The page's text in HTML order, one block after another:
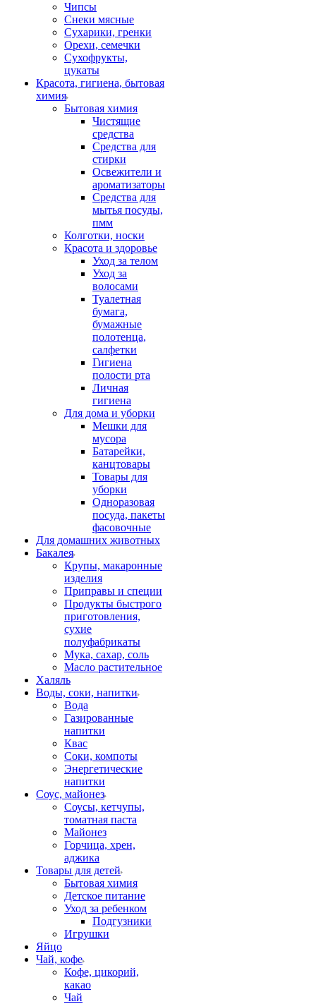
Чипсы
Снеки мясные
Сухарики, гренки
Орехи, семечки
Сухофрукты,
цукаты
Красота, гигиена, бытовая
химия
Бытовая химия
Чистящие
средства
Средства для
стирки
Освежители и
ароматизаторы
Средства для
мытья посуды,
пмм
Колготки, носки
Красота и здоровье
Уход за телом
Уход за
волосами
Туалетная
бумага,
бумажные
полотенца,
салфетки
Гигиена
полости рта
Личная
гигиена
Для дома и уборки
Мешки для
мусора
Батарейки,
канцтовары
Товары для
уборки
Одноразовая
посуда, пакеты
фасовочные
Для домашних животных
Бакалея
Крупы, макаронные
изделия
Приправы и специи
Продукты быстрого
приготовления,
сухие
полуфабрикаты
Мука, сахар, соль
Масло растительное
Халяль
Воды, соки, напитки
Вода
Газированные
напитки
Квас
Соки, компоты
Энергетические
напитки
Соус, майонез
Соусы, кетчупы,
томатная паста
Майонез
Горчица, хрен,
аджика
Товары для детей
Бытовая химия
Детское питание
Уход за ребенком
Подгузники
Игрушки
Яйцо
Чай, кофе
Кофе, цикорий,
какао
Чай